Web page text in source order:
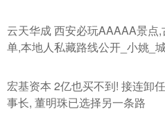
云天华成 西安必玩AAAAA景点
单,本地人私藏路线公开_小姚_
宏基资本 2亿也买不到! 接连卸
事长, 董明珠已选择另一条路